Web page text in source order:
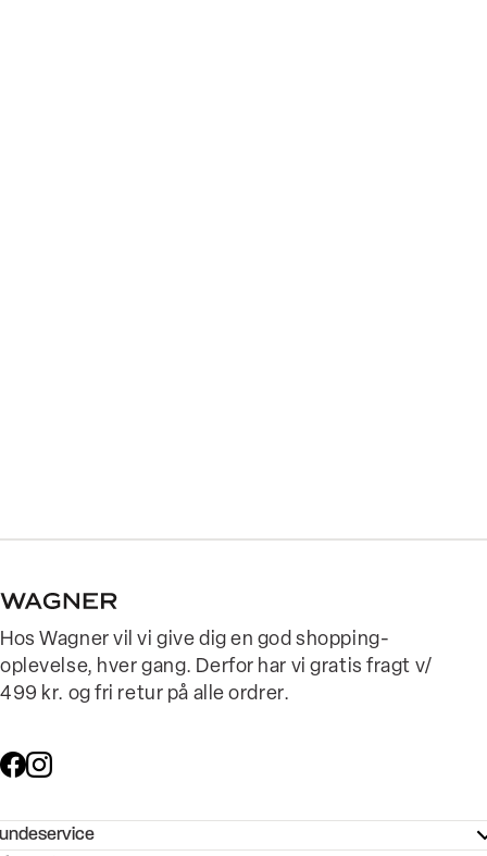
Hos Wagner vil vi give dig en god shopping-
oplevelse, hver gang. Derfor har vi gratis fragt v/
499 kr. og fri retur på alle ordrer.